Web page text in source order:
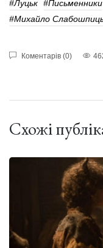
#Луцьк #письменники
#Михайло
Коментарів (0)
Схожі